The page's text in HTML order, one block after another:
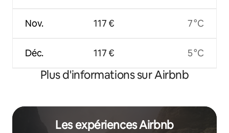
Nov.
Déc.
117 €
117 €
7 °C
5 °C
Plus d'informations sur Airbnb
Les expériences Airbnb